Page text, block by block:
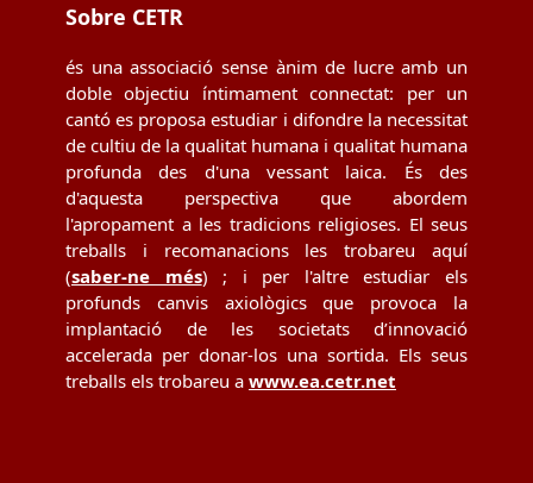
Sobre CETR
és una associació sense ànim de lucre amb un
doble objectiu íntimament connectat: per un
cantó es proposa estudiar i difondre la necessitat
de cultiu de la qualitat humana i qualitat humana
profunda des d'una vessant laica. És des
d'aquesta perspectiva que abordem
l'apropament a les tradicions religioses. El seus
treballs i recomanacions les trobareu aquí
(saber-ne més) ; i per l'altre estudiar els
profunds canvis axiològics que provoca la
implantació de les societats d’innovació
accelerada per donar-los una sortida. Els seus
treballs els trobareu a www.ea.cetr.net